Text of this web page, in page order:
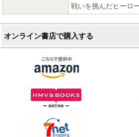
戦いを挑んだヒーロ
オンライン書店で購入する